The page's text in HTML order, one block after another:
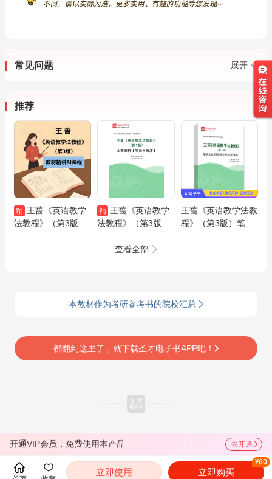
常见问题 展开
推荐
精 王蔷《英语教学
法教程》（第3版）
精 王蔷《英语教学
法教程》（第3版）
王蔷《英语教学法教
程》（第3版）笔记
查看全部
本教材作为考研参考书的院校汇总
都翻到这里了，就下载圣才电子书APP吧！
开通VIP会员，免费使用本产品 去开通
立即使用 立即购买
¥60